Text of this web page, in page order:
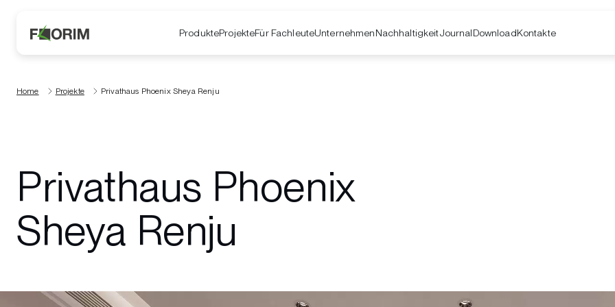
ProdukteProjekteFür FachleuteUnternehmenNachhaltigkeitJournalDownloadKontakte
Home Projekte Privathaus Phoenix Sheya Renju
Privathaus Phoenix
Sheya Renju